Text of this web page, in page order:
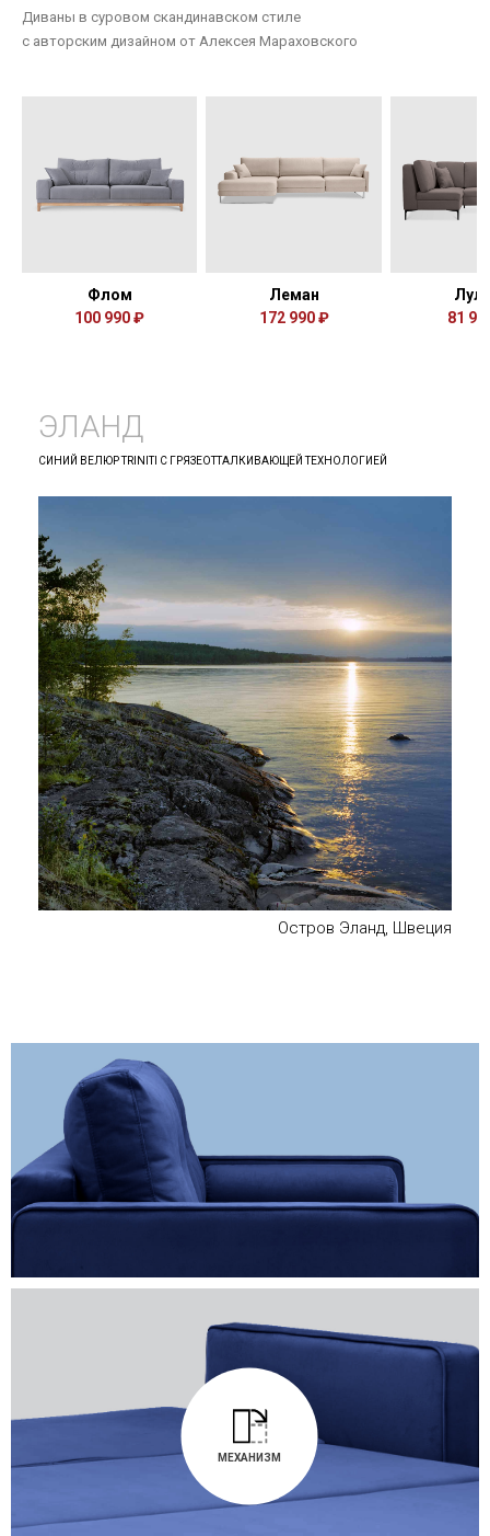
Диваны в суровом скандинавском стиле
с авторским дизайном от Алексея Мараховского
Флом
100 990 ₽
Леман
172 990 ₽
81
ЭЛАНД
СИНИЙ ВЕЛЮР TRINITI С ГРЯЗЕОТТАЛКИВАЮЩЕЙ ТЕХНОЛОГИЕЙ
Остров Эланд, Швеция
МЕХАНИЗМ